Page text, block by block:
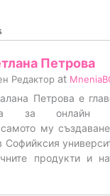
Петрова
Редактор at
Петрова е
за онлайн
самото му
продукти и